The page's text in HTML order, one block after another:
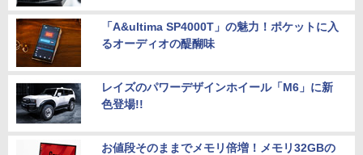
「A&ultima SP4000T」の魅力！ポケットに入
るオーディオの醍醐味
レイズのパワーデザインホイール「M6」に新
色登場!!
お値段そのままでメモリ倍増！メモリ32GBの